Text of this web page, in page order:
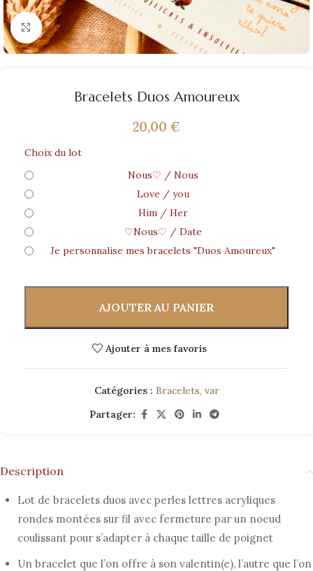
Agrandir
Bracelets Duos Amoureux
20,00 €
Choix du lot
Nous♡ / Nous
Love / you
Him / Her
♡Nous♡ / Date
Je personnalise mes bracelets "Duos Amoureux"
AJOUTER AU PANIER
Ajouter à mes favoris
Catégories : Bracelets, var
Partager:
Description
Lot de bracelets duos avec perles lettres acryliques
rondes montées sur fil avec fermeture par un noeud
coulissant pour s’adapter à chaque taille de poignet
Un bracelet que l’on offre à son valentin(e), l’autre que l’on